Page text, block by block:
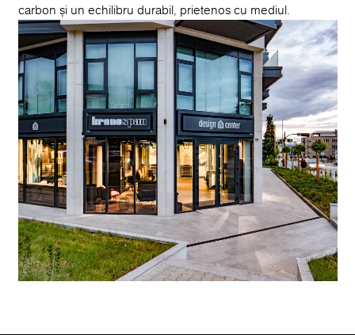
carbon și un echilibru durabil, prietenos cu mediul.